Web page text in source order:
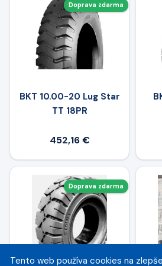
Doprava zdarma
BKT 10.00-20 Lug Star
TT 18PR
452,16 €
Doprava zdarma
Tento web používa cookies na